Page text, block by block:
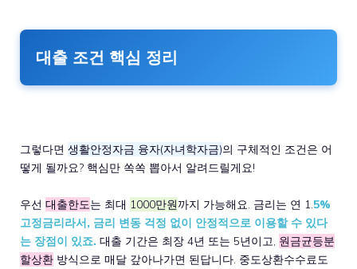
대출 조건 핵심 정리
그렇다면 생활안정자금 융자(자녀학자금)의 구체적인 조건은 어
떻게 될까요? 핵심만 쏙쏙 뽑아서 알려드릴게요!
우선 대출한도는 최대 1000만원까지 가능해요. 금리는 연 1. 5%
고정금리라서, 금리 변동 걱정 없이 안정적으로 이용할 수 있다
는 장점이 있죠. 대출 기간은 최장 4년 또는 5년이고, 원금균등분
할상환 방식으로 매달 갚아나가면 된답니다. 중도상환수수료도